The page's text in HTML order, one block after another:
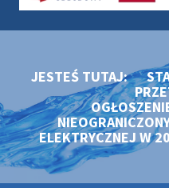
JESTEŚ TUTAJ:
ELEKTRYCZNEJ W